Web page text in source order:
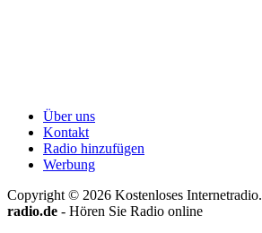
Über uns
Kontakt
Radio hinzufügen
Werbung
Copyright © 2026 Kostenloses Internetradio.
radio.de - Hören Sie Radio online